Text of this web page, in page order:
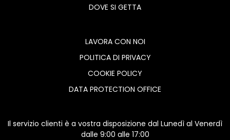
DOVE SI GETTA
LAVORA CON NOI
POLITICA DI PRIVACY
COOKIE POLICY
DATA PROTECTION OFFICE
Il servizio clienti è a vostra disposizione dal Lunedì al Venerdì
dalle 9:00 alle 17:00